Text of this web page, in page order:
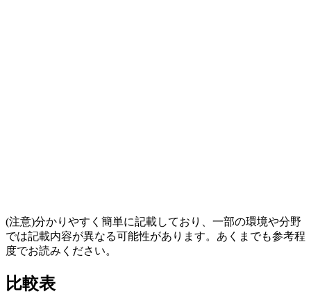
(注意)分かりやすく簡単に記載しており、一部の環境や分野
では記載内容が異なる可能性があります。あくまでも参考程
度でお読みください。
比較表